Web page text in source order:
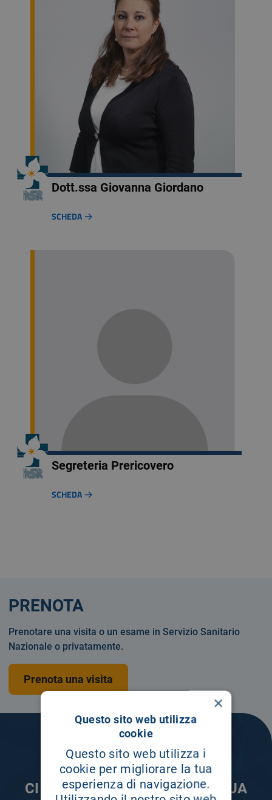
Dott.ssa Giovanna Giordano
SCHEDA
Segreteria Prericovero
SCHEDA
CI PRENDIAMO CURA DELLA TUA
PRENOTA
Prenotare una visita o un esame in Servizio Sanitario
Nazionale o privatamente.
Prenota una visita
×
Questo sito web utilizza
cookie
Questo sito web utilizza i
cookie per migliorare la tua
esperienza di navigazione.